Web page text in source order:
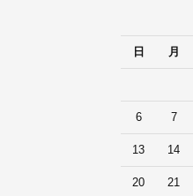
日
月
6 7
13 14
20 21